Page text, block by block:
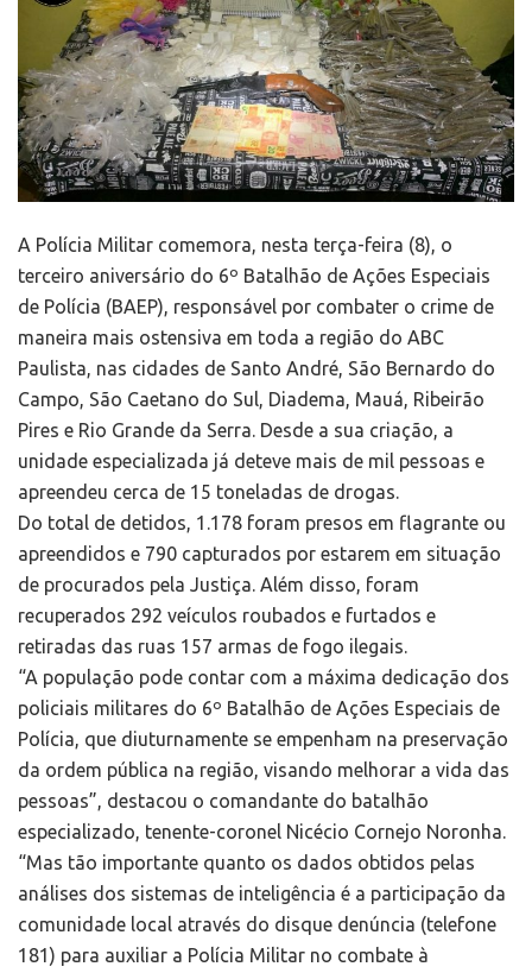
A Polícia Militar comemora, nesta terça-feira (8), o
terceiro aniversário do 6º Batalhão de Ações Especiais
de Polícia (BAEP), responsável por combater o crime de
maneira mais ostensiva em toda a região do ABC
Paulista, nas cidades de Santo André, São Bernardo do
Campo, São Caetano do Sul, Diadema, Mauá, Ribeirão
Pires e Rio Grande da Serra. Desde a sua criação, a
unidade especializada já deteve mais de mil pessoas e
apreendeu cerca de 15 toneladas de drogas.
Do total de detidos, 1.178 foram presos em flagrante ou
apreendidos e 790 capturados por estarem em situação
de procurados pela Justiça. Além disso, foram
recuperados 292 veículos roubados e furtados e
retiradas das ruas 157 armas de fogo ilegais.
“A população pode contar com a máxima dedicação dos
policiais militares do 6º Batalhão de Ações Especiais de
Polícia, que diuturnamente se empenham na preservação
da ordem pública na região, visando melhorar a vida das
pessoas”, destacou o comandante do batalhão
especializado, tenente-coronel Nicécio Cornejo Noronha.
“Mas tão importante quanto os dados obtidos pelas
análises dos sistemas de inteligência é a participação da
comunidade local através do disque denúncia (telefone
181) para auxiliar a Polícia Militar no combate à